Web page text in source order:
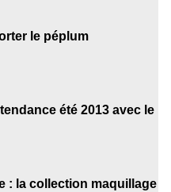
le péplum
été 2013 avec le
: la collection maquillage